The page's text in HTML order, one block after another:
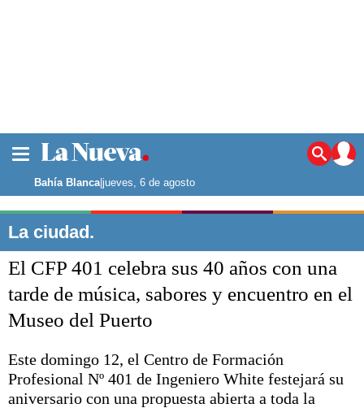
Noticias
La ciudad
Punta Alta
El mundo
Seguridad
Liga del Sur
Básquetbol
Fútbol
Bahía Blanca|jueves, 6 de agosto
La ciudad.
El CFP 401 celebra sus 40 años con una
tarde de música, sabores y encuentro en el
Museo del Puerto
Este domingo 12, el Centro de Formación
Profesional Nº 401 de Ingeniero White festejará su
aniversario con una propuesta abierta a toda la